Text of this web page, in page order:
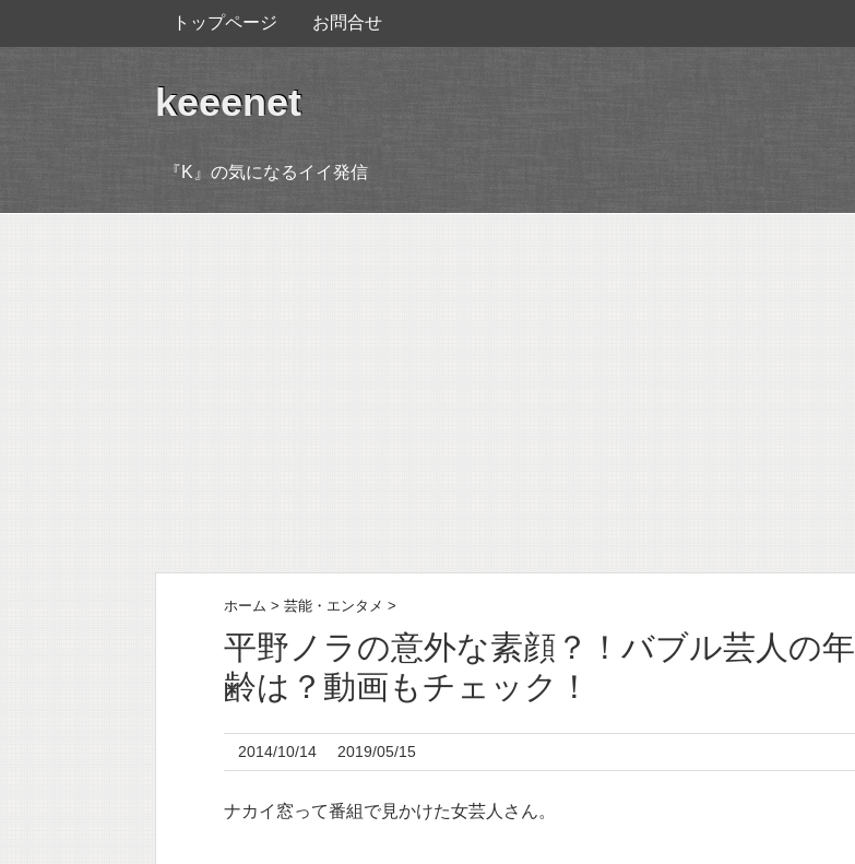
トップページ お問合せ
keeenet
『K』の気になるイイ発信
ホーム > 芸能・エンタメ >
平野ノラの意外な素顔？！バブル芸人の年
齢は？動画もチェック！
2014/10/14 2019/05/15
ナカイ窓って番組で見かけた女芸人さん。